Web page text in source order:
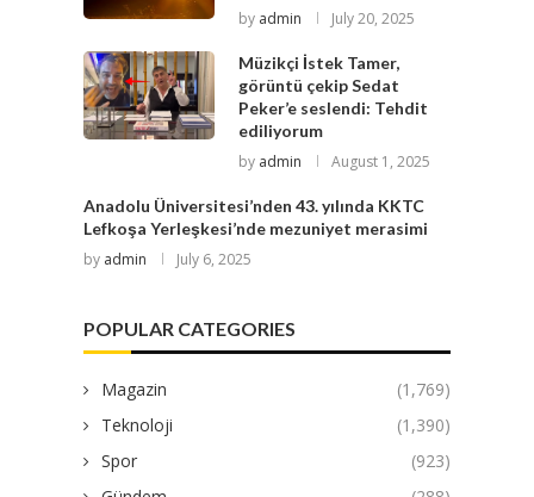
by admin July 20, 2025
Müzikçi İstek Tamer,
görüntü çekip Sedat
Peker’e seslendi: Tehdit
ediliyorum
by admin August 1, 2025
Anadolu Üniversitesi’nden 43. yılında KKTC
Lefkoşa Yerleşkesi’nde mezuniyet merasimi
by admin July 6, 2025
POPULAR CATEGORIES
Magazin
(1,769)
Teknoloji
(1,390)
Spor
(923)